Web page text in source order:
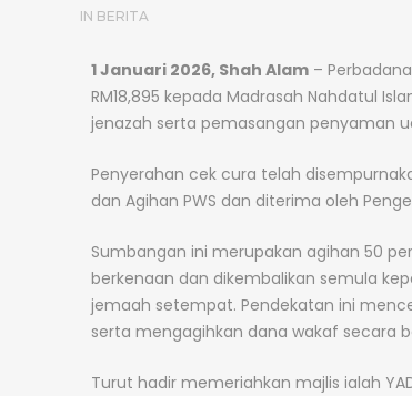
IN BERITA
1 Januari 2026, Shah Alam –
RM18,895 kepada Madrasah Nahdatul
jenazah serta pemasangan penyaman
Penyerahan cek cura telah
dan Agihan PWS dan diterima oleh
Sumbangan ini merupakan agihan 50
berkenaan dan dikembalikan semula
jemaah setempat. Pendekatan ini
serta mengagihkan dana wakaf secara
Turut hadir memeriahkan majlis ialah